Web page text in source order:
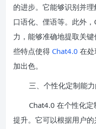
的进步。它能够识别并
口语化、俚语等。此外
力，能够准确地提取关
些特点使得 Chat4.0 在
加出色。
三、个性化定制能
Chat4.0 在个性化
提升。它可以根据用户